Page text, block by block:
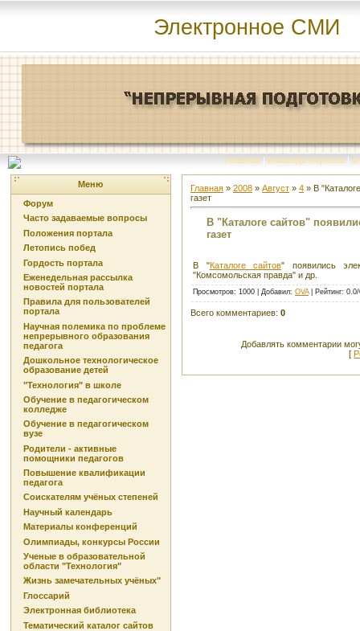
Электронное СМИ
Главная | Команда портала | О
Меню
Форум
Часто задаваемые вопросы
Положения портала
Летопись побед
Гордость портала
Еженедельная рассылка
новостей портала
Правила для пользователей
портала
Научная полемика по проблеме
непрерывного образования
педагога
Дошкольное технологическое
образование детей
"Технология" в школе
Обучение в педагогическом
колледже
Обучение в педагогическом
вузе
Родители - активные
помощники педагогов
Повышение квалификации
педагога
Соискателям учёных степеней
Научный календарь
Материалы конференций
Олимпиады, конкурсы России
Ученые в образовательной
области "Технология"
Жизнь замечательных учёных"
Глоссарий
Электронная библиотека
Тематический каталог сайтов
Главная » 2008 » Август » 4 » В
газет
В "Каталоге сайтов"
газет
В "Каталоге сайтов" появились
"Комсомольская правда" и др.
Просмотров: 1000 | Добавил: OVA| Рейтинг: 0.0/
Всего комментариев: 0
Добавлять комментарии
[